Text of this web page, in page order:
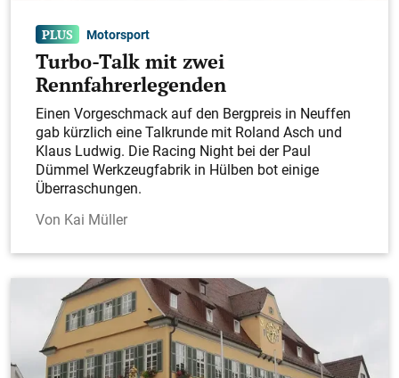
Motorsport
Turbo-Talk mit zwei
Rennfahrerlegenden
Einen Vorgeschmack auf den Bergpreis in Neuffen
gab kürzlich eine Talkrunde mit Roland Asch und
Klaus Ludwig. Die Racing Night bei der Paul
Dümmel Werkzeugfabrik in Hülben bot einige
Überraschungen.
Kai Müller